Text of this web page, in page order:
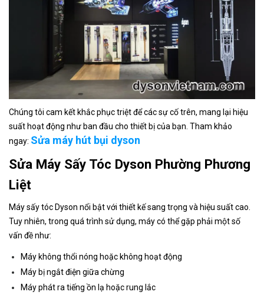
Chúng tôi cam kết khắc phục triệt để các sự cố trên, mang lại hiệu
suất hoạt động như ban đầu cho thiết bị của bạn. Tham khảo
ngay: Sửa máy hút bụi dyson
Sửa Máy Sấy Tóc Dyson Phường Phương
Liệt
Máy sấy tóc Dyson nổi bật với thiết kế sang trọng và hiệu suất cao.
Tuy nhiên, trong quá trình sử dụng, máy có thể gặp phải một số
vấn đề như:
Máy không thổi nóng hoặc không hoạt động
Máy bị ngắt điện giữa chừng
Máy phát ra tiếng ồn lạ hoặc rung lắc